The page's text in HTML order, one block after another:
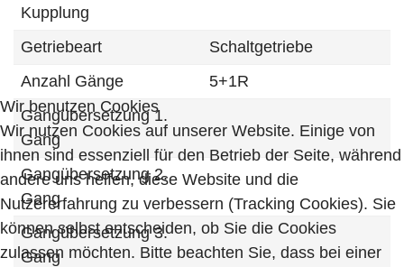
Kupplung
Getriebeart
Schaltgetriebe
Anzahl Gänge
5+1R
Gangübersetzung 1.
Gang
Gangübersetzung 2.
Gang
Gangübersetzung 3.
Gang
Wir benutzen Cookies
Wir nutzen Cookies auf unserer Website. Einige von
ihnen sind essenziell für den Betrieb der Seite, während
andere uns helfen, diese Website und die
Nutzererfahrung zu verbessern (Tracking Cookies). Sie
können selbst entscheiden, ob Sie die Cookies
zulassen möchten. Bitte beachten Sie, dass bei einer